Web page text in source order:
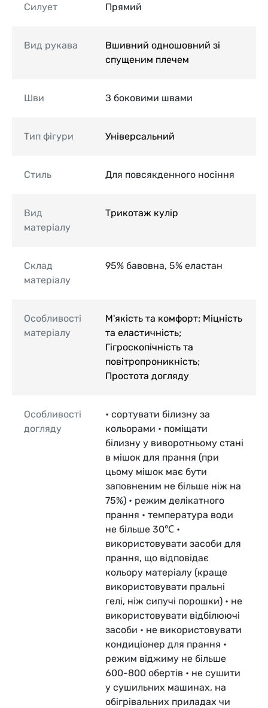
Силует Прямий
Вид рукава
Вшивний одношовний зі
спущеним плечем
Шви З боковими швами
Тип фігури Універсальний
Стиль Для повсякденного носіння
Вид
матеріалу
Трикотаж кулір
Склад
матеріалу
95% бавовна, 5% еластан
Особливості
матеріалу
М'якість та комфорт; Міцність
та еластичність;
Гігроскопічність та
повітропроникність;
Простота догляду
Особливості
догляду
• сортувати білизну за
кольорами • поміщати
білизну у виворотньому стані
в мішок для прання (при
цьому мішок має бути
заповненим не більше ніж на
75%) • режим делікатного
прання • температура води
не більше 30℃ •
використовувати засоби для
прання, що відповідає
кольору матеріалу (краще
використовувати пральні
гелі, ніж сипучі порошки) • не
використовувати відбілюючі
засоби • не використовувати
кондиціонер для прання •
режим віджиму не більше
600-800 обертів • не сушити
у сушильних машинах, на
обігрівальних приладах чи